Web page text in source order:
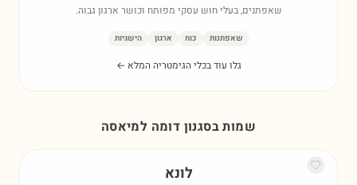
שאפתנים, בעלי חוש עסקי מפותח וכושר ארגון גבוה.
שאפתנות כוח ארגון הישגיות
גלו עוד בכלי הגימטריה המלא ←
שמות בסגנון דומה למיאסה
לונא